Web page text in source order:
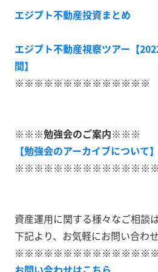
エジプト不動産投資まとめ
エジプト不動産視察ツアー【
間】
※※※※※※※※※※※※※※
※※※勉強会のご案内※※※
【勉強会のアーカイブについて】
※※※※※※※※※※※※※※※
資産運用に関する様々なご相談
下記より、お気軽にお問い合わ